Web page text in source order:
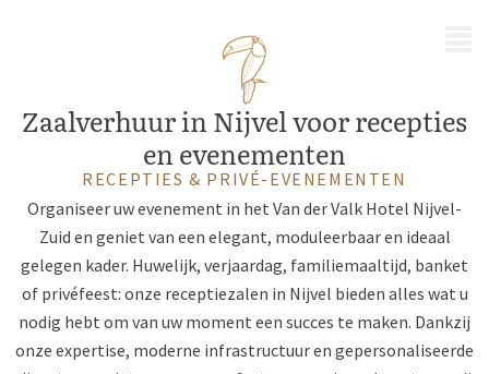
Zaalverhuur in Nijvel voor recepties
en evenementen
RECEPTIES & PRIVÉ-EVENEMENTEN
Organiseer uw evenement in het Van der Valk Hotel Nijvel-
Zuid en geniet van een elegant, moduleerbaar en ideaal
gelegen kader. Huwelijk, verjaardag, familiemaaltijd, banket
of privéfeest: onze receptiezalen in Nijvel bieden alles wat u
nodig hebt om van uw moment een succes te maken. Dankzij
onze expertise, moderne infrastructuur en gepersonaliseerde